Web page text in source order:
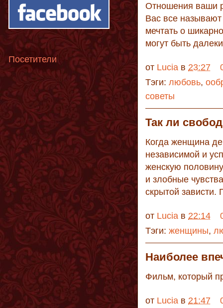
Отношения ваши
Вас все
мечтать о
могут быть
от Lucia в 23:27
Тэги: любовь,
советы
Так ли
Когда женщина
независимой и
женскую
и злобные
скрытой зависти.
от Lucia в 22:14
Тэги: женщины,
Наиболее
Фильм, который
от Lucia в 21:47
Посетители